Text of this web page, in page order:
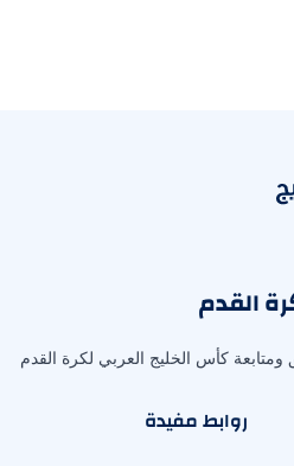
القدم
كأس الخليج العربي لكرة القدم
روابط مفيدة